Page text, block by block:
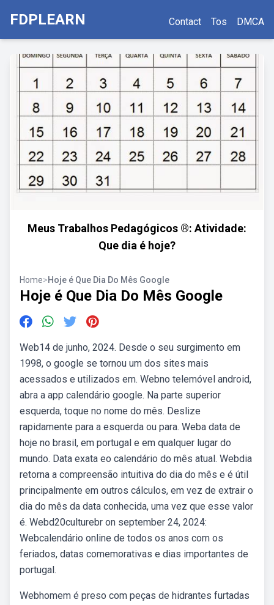
FDPLEARN Contact Tos DMCA
Meus Trabalhos Pedagógicos ®: Atividade:
Que dia é hoje?
Home>Hoje é Que Dia Do Mês Google
Hoje é Que Dia Do Mês Google
Web14 de junho, 2024. Desde o seu surgimento em
1998, o google se tornou um dos sites mais
acessados e utilizados em. Webno telemóvel android,
abra a app calendário google. Na parte superior
esquerda, toque no nome do mês. Deslize
rapidamente para a esquerda ou para. Weba data de
hoje no brasil, em portugal e em qualquer lugar do
mundo. Data exata eo calendário do mês atual. Webdia
retorna a compreensão intuitiva do dia do mês e é útil
principalmente em outros cálculos, em vez de extrair o
dia do mês da data conhecida, uma vez que esse valor
é. Webd20culturebr on september 24, 2024:
Webcalendário online de todos os anos com os
feriados, datas comemorativas e dias importantes de
portugal.
Webhomem é preso com peças de hidrantes furtadas